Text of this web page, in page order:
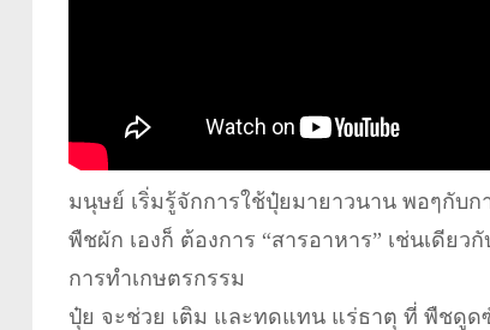
มนุษย์ เริ่มรู้จักการใช้ปุ๋ยมายาวนาน พอๆกับก
พืชผัก เองก็ ต้องการ “สารอาหาร” เช่นเดีย
การทำเกษตรกรรม
ปุ๋ย จะช่วย เติม และทดแทน แร่ธาตุ ที่ พืชดูด